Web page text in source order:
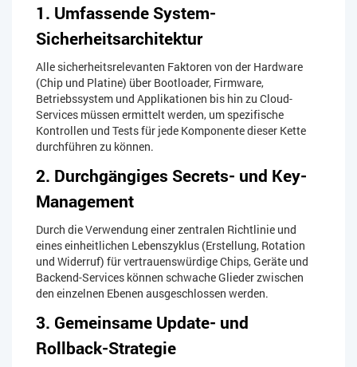
1. Umfassende System-
Sicherheitsarchitektur​
Alle sicherheitsrelevanten Faktoren von der Hardware
(Chip und Platine) über Bootloader, Firmware,
Betriebssystem und Applikationen bis hin zu Cloud-
Services müssen ermittelt werden, um spezifische
Kontrollen und Tests für jede Komponente dieser Kette
durchführen zu können.
2. Durchgängiges Secrets- und Key-
Management​
Durch die Verwendung einer zentralen Richtlinie und
eines einheitlichen Lebenszyklus (Erstellung, Rotation
und Widerruf) für vertrauenswürdige Chips, Geräte und
Backend-Services können schwache Glieder zwischen
den einzelnen Ebenen ausgeschlossen werden.
3. Gemeinsame Update- und
Rollback-Strategie​